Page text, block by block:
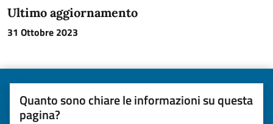
Ultimo aggiornamento
31 Ottobre 2023
Quanto sono chiare le informazioni su questa
pagina?